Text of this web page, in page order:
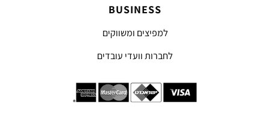
BUSINESS
למפיצים ומשווקים
לחברות וועדי עובדים